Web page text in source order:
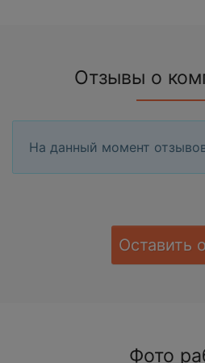
Отзывы о
На данный момент
Оставить
Фото